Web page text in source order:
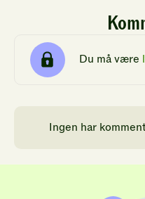
Du må være
Ingen har